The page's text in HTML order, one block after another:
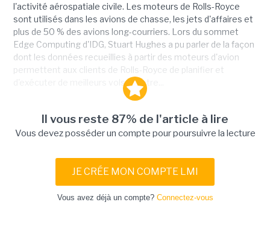
l'activité aérospatiale civile. Les moteurs de Rolls-Royce
sont utilisés dans les avions de chasse, les jets d'affaires et
plus de 50 % des avions long-courriers. Lors du sommet
Edge Computing d'IDG, Stuart Hughes a pu parler de la façon
dont les données recueillies à partir des moteurs d'avion
permettent aux clients de Rolls-Royce de planifier et
d'exécuter de meilleurs vols. « Notre...
Il vous reste 87% de l'article à lire
Vous devez posséder un compte pour poursuivre la lecture
JE CRÉE MON COMPTE LMI
Vous avez déjà un compte? Connectez-vous